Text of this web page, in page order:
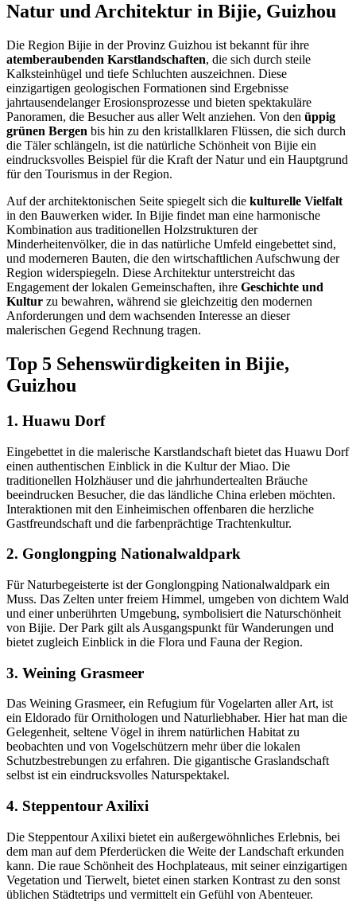
Natur und Architektur in Bijie, Guizhou
Die Region Bijie in der Provinz Guizhou ist bekannt für ihre
atemberaubenden Karstlandschaften, die sich durch steile
Kalksteinhügel und tiefe Schluchten auszeichnen. Diese
einzigartigen geologischen Formationen sind Ergebnisse
jahrtausendelanger Erosionsprozesse und bieten spektakuläre
Panoramen, die Besucher aus aller Welt anziehen. Von den üppig
grünen Bergen bis hin zu den kristallklaren Flüssen, die sich durch
die Täler schlängeln, ist die natürliche Schönheit von Bijie ein
eindrucksvolles Beispiel für die Kraft der Natur und ein Hauptgrund
für den Tourismus in der Region.
Auf der architektonischen Seite spiegelt sich die kulturelle Vielfalt
in den Bauwerken wider. In Bijie findet man eine harmonische
Kombination aus traditionellen Holzstrukturen der
Minderheitenvölker, die in das natürliche Umfeld eingebettet sind,
und moderneren Bauten, die den wirtschaftlichen Aufschwung der
Region widerspiegeln. Diese Architektur unterstreicht das
Engagement der lokalen Gemeinschaften, ihre Geschichte und
Kultur zu bewahren, während sie gleichzeitig den modernen
Anforderungen und dem wachsenden Interesse an dieser
malerischen Gegend Rechnung tragen.
Top 5 Sehenswürdigkeiten in Bijie,
Guizhou
1. Huawu Dorf
Eingebettet in die malerische Karstlandschaft bietet das Huawu Dorf
einen authentischen Einblick in die Kultur der Miao. Die
traditionellen Holzhäuser und die jahrhundertealten Bräuche
beeindrucken Besucher, die das ländliche China erleben möchten.
Interaktionen mit den Einheimischen offenbaren die herzliche
Gastfreundschaft und die farbenprächtige Trachtenkultur.
2. Gonglongping Nationalwaldpark
Für Naturbegeisterte ist der Gonglongping Nationalwaldpark ein
Muss. Das Zelten unter freiem Himmel, umgeben von dichtem Wald
und einer unberührten Umgebung, symbolisiert die Naturschönheit
von Bijie. Der Park gilt als Ausgangspunkt für Wanderungen und
bietet zugleich Einblick in die Flora und Fauna der Region.
3. Weining Grasmeer
Das Weining Grasmeer, ein Refugium für Vogelarten aller Art, ist
ein Eldorado für Ornithologen und Naturliebhaber. Hier hat man die
Gelegenheit, seltene Vögel in ihrem natürlichen Habitat zu
beobachten und von Vogelschützern mehr über die lokalen
Schutzbestrebungen zu erfahren. Die gigantische Graslandschaft
selbst ist ein eindrucksvolles Naturspektakel.
4. Steppentour Axilixi
Die Steppentour Axilixi bietet ein außergewöhnliches Erlebnis, bei
dem man auf dem Pferderücken die Weite der Landschaft erkunden
kann. Die raue Schönheit des Hochplateaus, mit seiner einzigartigen
Vegetation und Tierwelt, bietet einen starken Kontrast zu den sonst
üblichen Städtetrips und vermittelt ein Gefühl von Abenteuer.